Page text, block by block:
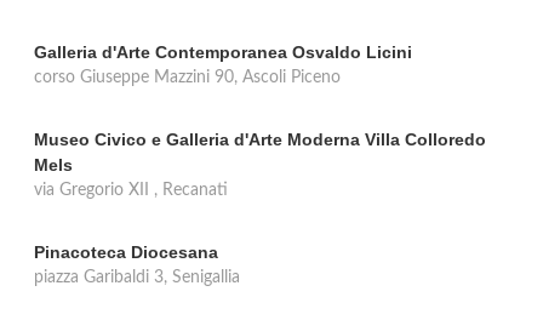
Galleria d'Arte Contemporanea Osvaldo Licini
corso Giuseppe Mazzini 90, Ascoli Piceno
Museo Civico e Galleria d'Arte Moderna Villa Colloredo
Mels
via Gregorio XII , Recanati
Pinacoteca Diocesana
piazza Garibaldi 3, Senigallia